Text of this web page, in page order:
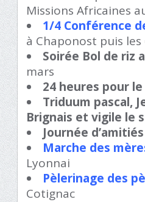
Missions Africaines
1/4 Conférence
à Chaponost puis
Soirée Bol de riz
mars
24 heures pour
Triduum pascal,
Brignais et vigile le
Journée
Marche des
Lyonnai
Pèlerinage des
Cotignac